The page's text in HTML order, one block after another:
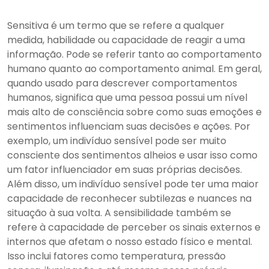
Sensitiva é um termo que se refere a qualquer
medida, habilidade ou capacidade de reagir a uma
informação. Pode se referir tanto ao comportamento
humano quanto ao comportamento animal. Em geral,
quando usado para descrever comportamentos
humanos, significa que uma pessoa possui um nível
mais alto de consciência sobre como suas emoções e
sentimentos influenciam suas decisões e ações. Por
exemplo, um indivíduo sensível pode ser muito
consciente dos sentimentos alheios e usar isso como
um fator influenciador em suas próprias decisões.
Além disso, um indivíduo sensível pode ter uma maior
capacidade de reconhecer subtilezas e nuances na
situação à sua volta. A sensibilidade também se
refere à capacidade de perceber os sinais externos e
internos que afetam o nosso estado físico e mental.
Isso inclui fatores como temperatura, pressão